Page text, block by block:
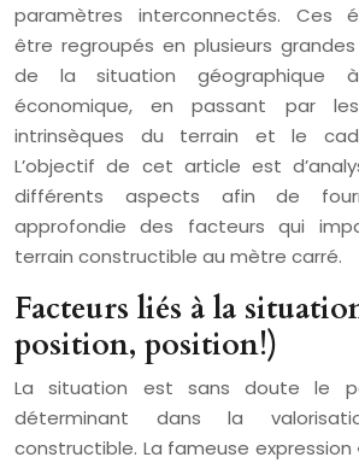
paramètres interconnectés. Ces
être regroupés en plusieurs
de la situation géographique
économique, en passant par
intrinsèques du terrain et le
L’objectif de cet article est
différents aspects afin de
approfondie des facteurs qui
terrain constructible au mètre carré.
Facteurs liés à la
position, position!)
La situation est sans doute le
déterminant dans la
constructible. La fameuse expression